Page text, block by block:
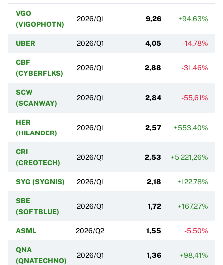
VGO
(VIGOPHOTN)
2026/Q1 9,26 +94,63%
UBER 2026/Q1 4,05 -14,78%
CBF
(CYBERFLKS)
2026/Q1 2,88 -31,46%
SCW
(SCANWAY)
2026/Q1 2,84 -55,61%
HER
(HILANDER)
2026/Q1 2,57 +553,40%
CRI
(CREOTECH)
2026/Q1 2,53 +5 221,26%
SYG (SYGNIS) 2026/Q1 2,18 +122,78%
SBE
(SOFTBLUE)
2026/Q1 1,72 +167,27%
ASML 2026/Q2 1,55 -5,50%
QNA
(QNATECHNO)
2026/Q1 1,36 +98,41%